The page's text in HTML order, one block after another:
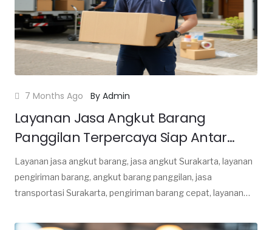
7 Months Ago By Admin
Layanan Jasa Angkut Barang
Panggilan Terpercaya Siap Antar
Barang Anda di Surakarta
Layanan jasa angkut barang, jasa angkut Surakarta, layanan
pengiriman barang, angkut barang panggilan, jasa
transportasi Surakarta, pengiriman barang cepat, layanan
Surakarta, angkut barang murah, pengiriman aman